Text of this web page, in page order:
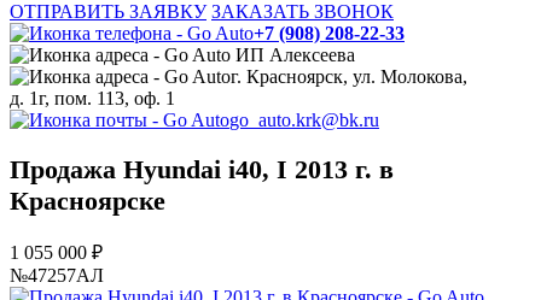
ОТПРАВИТЬ ЗАЯВКУ ЗАКАЗАТЬ ЗВОНОК
+7 (908) 208-22-33
ИП Алексеева
г. Красноярск, ул. Молокова,
д. 1г, пом. 113, оф. 1
go_auto.krk@bk.ru
Продажа Hyundai i40, I 2013 г. в
Красноярске
1 055 000 ₽
№47257АЛ